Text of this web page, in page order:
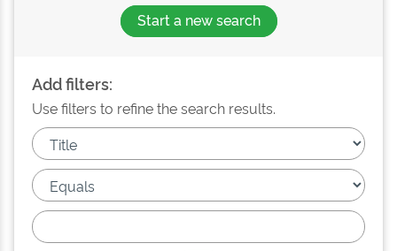
Start a new search
Add filters:
Use filters to refine the search results.